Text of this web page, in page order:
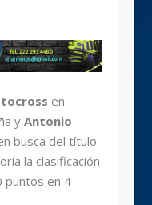
en
y Antonio
busca del título
la clasificación
puntos en 4